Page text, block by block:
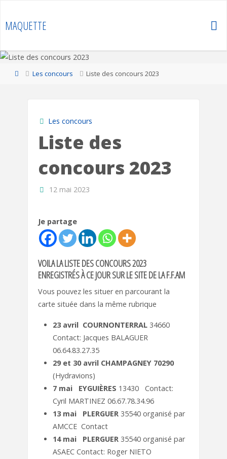
content
MAQUETTE
HomeLes concours Liste des concours 2023
Les concours
Liste des
concours 2023
12 mai 2023
Je partage
VOILA LA LISTE DES CONCOURS 2023
ENREGISTRÉS À CE JOUR SUR LE SITE DE LA F.F.AM
Vous pouvez les situer en parcourant la
carte située dans la même rubrique
23 avril COURNONTERRAL 34660
Contact: Jacques BALAGUER
06.64.83.27.35
29 et 30 avril CHAMPAGNEY 70290
(Hydravions)
7 mai EYGUIÈRES 13430 Contact:
Cyril MARTINEZ 06.67.78.34.96
13 mai PLERGUER 35540 organisé par
AMCCE Contact
14 mai PLERGUER 35540 organisé par
ASAEC Contact: Roger NIETO